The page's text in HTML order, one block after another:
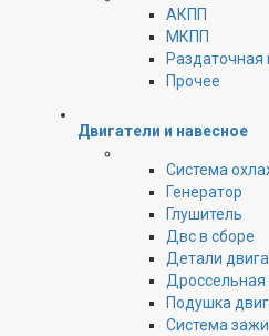
АКПП
МКПП
Прочее
Двигатели и навесное
Cистема
Генератор
Глушитель
Двс в сборе
Детали
Дроссельная
Подушка
Система